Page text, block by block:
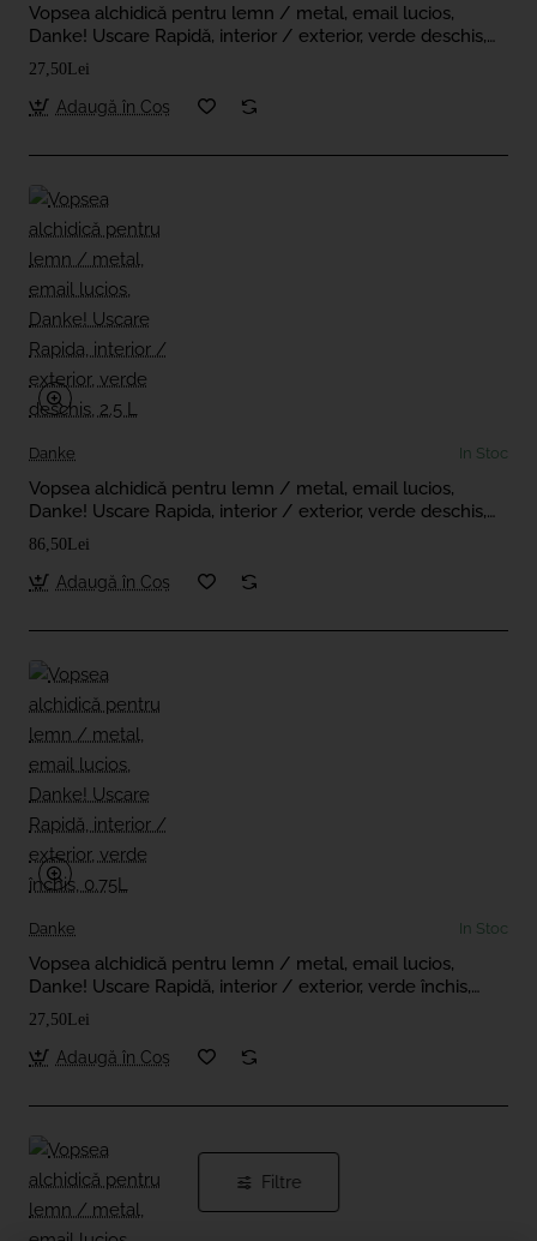
Vopsea alchidică pentru lemn / metal, email lucios,
Danke! Uscare Rapidă, interior / exterior, verde deschis,
0.75L
27,50Lei
Adaugă în Coş
Danke In Stoc
Vopsea alchidică pentru lemn / metal, email lucios,
Danke! Uscare Rapida, interior / exterior, verde deschis,
2.5 L
86,50Lei
Adaugă în Coş
Danke In Stoc
Vopsea alchidică pentru lemn / metal, email lucios,
Danke! Uscare Rapidă, interior / exterior, verde închis,
0.75L
27,50Lei
Adaugă în Coş
Filtre